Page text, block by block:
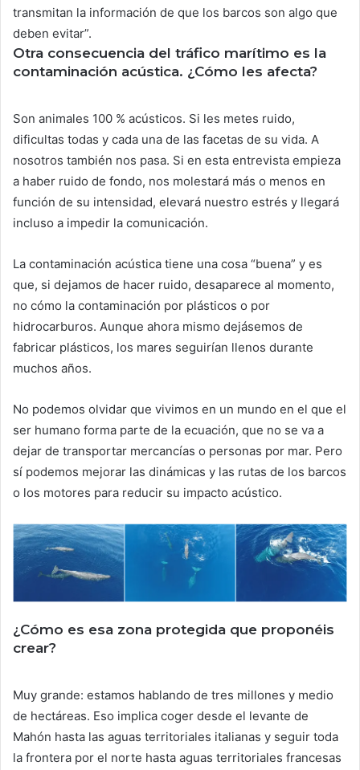
transmitan la información de que los barcos son algo que
deben evitar”.
Otra consecuencia del tráfico marítimo es la
contaminación acústica. ¿Cómo les afecta?
Son animales 100 % acústicos. Si les metes ruido,
dificultas todas y cada una de las facetas de su vida. A
nosotros también nos pasa. Si en esta entrevista empieza
a haber ruido de fondo, nos molestará más o menos en
función de su intensidad, elevará nuestro estrés y llegará
incluso a impedir la comunicación.
La contaminación acústica tiene una cosa “buena” y es
que, si dejamos de hacer ruido, desaparece al momento,
no cómo la contaminación por plásticos o por
hidrocarburos. Aunque ahora mismo dejásemos de
fabricar plásticos, los mares seguirían llenos durante
muchos años.
No podemos olvidar que vivimos en un mundo en el que el
ser humano forma parte de la ecuación, que no se va a
dejar de transportar mercancías o personas por mar. Pero
sí podemos mejorar las dinámicas y las rutas de los barcos
o los motores para reducir su impacto acústico.
¿Cómo es esa zona protegida que proponéis
crear?
Muy grande: estamos hablando de tres millones y medio
de hectáreas. Eso implica coger desde el levante de
Mahón hasta las aguas territoriales italianas y seguir toda
la frontera por el norte hasta aguas territoriales francesas